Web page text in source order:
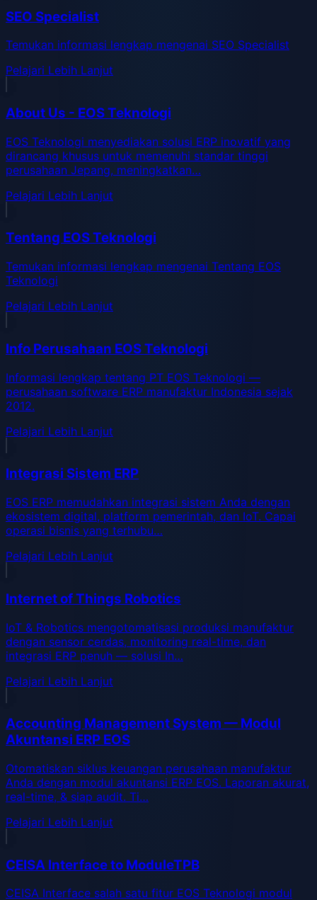
SEO Specialist
Temukan informasi lengkap mengenai SEO Specialist
Pelajari Lebih Lanjut
About Us - EOS Teknologi
EOS Teknologi menyediakan solusi ERP inovatif yang
dirancang khusus untuk memenuhi standar tinggi
perusahaan Jepang, meningkatkan…
Pelajari Lebih Lanjut
Tentang EOS Teknologi
Temukan informasi lengkap mengenai Tentang EOS
Teknologi
Pelajari Lebih Lanjut
Info Perusahaan EOS Teknologi
Informasi lengkap tentang PT EOS Teknologi —
perusahaan software ERP manufaktur Indonesia sejak
2012.
Pelajari Lebih Lanjut
Integrasi Sistem ERP
EOS ERP memudahkan integrasi sistem Anda dengan
ekosistem digital, platform pemerintah, dan IoT. Capai
operasi bisnis yang terhubu…
Pelajari Lebih Lanjut
Internet of Things Robotics
IoT & Robotics mengotomatisasi produksi manufaktur
dengan sensor cerdas, monitoring real-time, dan
integrasi ERP penuh — solusi In…
Pelajari Lebih Lanjut
Accounting Management System — Modul
Akuntansi ERP EOS
Otomatiskan siklus keuangan perusahaan manufaktur
Anda dengan modul akuntansi ERP EOS. Laporan akurat,
real-time, & siap audit. Ti…
Pelajari Lebih Lanjut
CEISA Interface to ModuleTPB
CEISA Interface salah satu fitur EOS Teknologi modul